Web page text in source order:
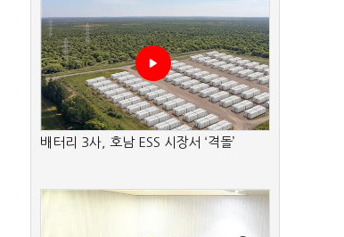
배터리 3사, 호남 ESS 시장서 ‘격돌’